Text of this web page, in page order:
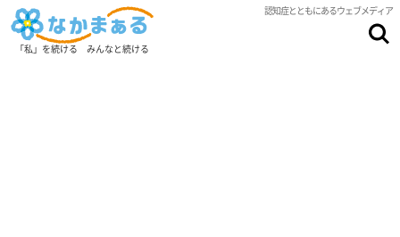
認知症とともにあるウェブメディア
「私」を続ける みんなと続ける